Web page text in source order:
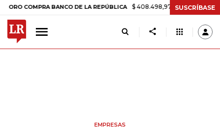
BANCO DE LA REPÚBLICA $ 408.498,97 +$ 8.753,81 +2,19%
SUSCRÍBASE
EMPRESAS